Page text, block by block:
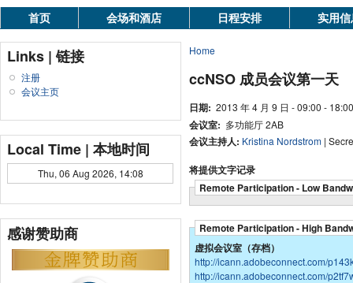
首页 会场和酒店 日程安排 实用
Links | 链接
注册
会议主页
Local Time | 本地时间
Thu, 06 Aug 2026, 14:08
感谢赞助商
Home
ccNSO 成员会议第一天
日期: 2013 年 4 月 9 日 - 09:00 - 18:00
会议室: 多功能厅 2AB
会议主持人: Kristina Nordstrom |
将提供文字记录
Remote Participation - Low
Remote Participation - High
虚拟会议室（存档）
http://icann.adobeconnect.com/
http://icann.adobeconnect.com/